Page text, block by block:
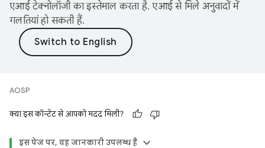
एआई टेक्नोलॉजी का इस्तेमाल करता है. एआई से मिले अनुवादों में
गलतियां हो सकती हैं.
AOSP
क्या इस कॉन्टेंट से आपको मदद मिली?
इस पेज पर, यह जानकारी उपलब्ध है